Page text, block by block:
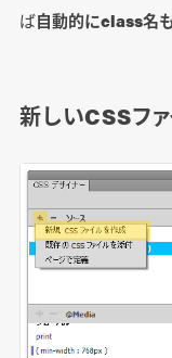
ば自動的にclass名
新しいCSSフ